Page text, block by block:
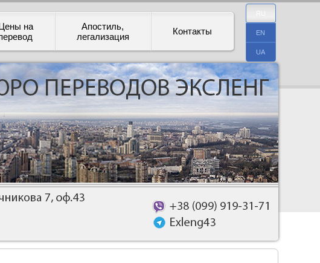
на
Апостиль,
легализация
Контакты
RU
EN
UA